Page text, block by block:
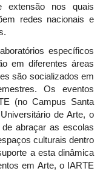
extensão nos quais
redes nacionais e
específicos
em diferentes áreas
são socializados em
Os eventos
(no Campus Santa
de Arte, o
abraçar as escolas
culturais dentro
a esta dinâmica
em Arte, o IARTE